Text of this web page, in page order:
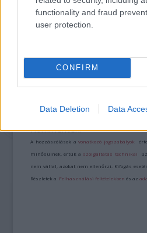
functionality and fraud
user protection.
CONFIRM
Data Deletion Data
A bejegyzés trackback címe:
https://kulturpart.hu/api/
Kommentek:
A hozzászólások avonatkozó jogszabályok
minősülnek, értük a szolgáltatás technikai
nem vállal, azokat nem ellenőrzi. Kifogás
Részletek a Felhasználási feltételekben és az